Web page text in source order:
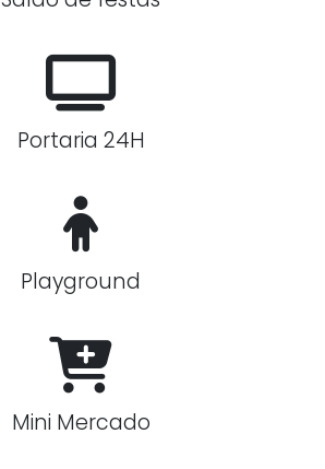
Portaria 24H
Playground
Mini Mercado